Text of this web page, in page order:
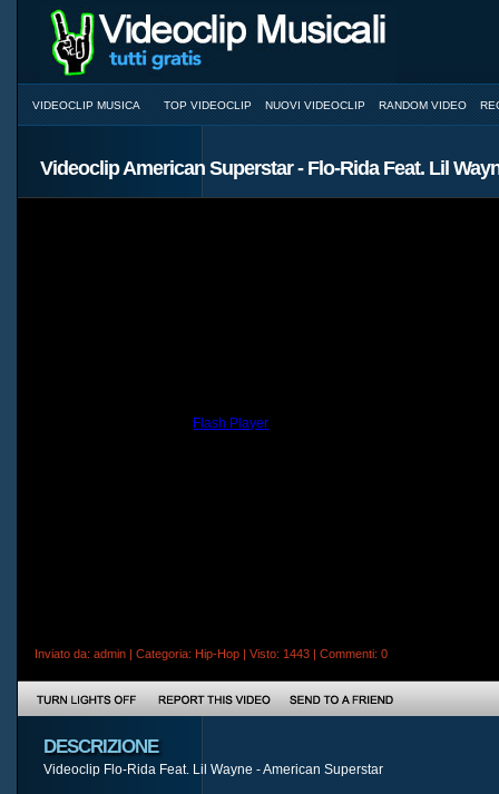
VIDEOCLIP MUSICA TOP VIDEOCLIP NUOVI VIDEOCLIP RANDOM VIDEO
Videoclip American Superstar - Flo-Rida Feat. Lil
Flash Player
Inviato da: admin | Categoria: Hip-Hop | Visto: 1443 | Commenti: 0
DESCRIZIONE
Videoclip Flo-Rida Feat. Lil Wayne - American Superstar